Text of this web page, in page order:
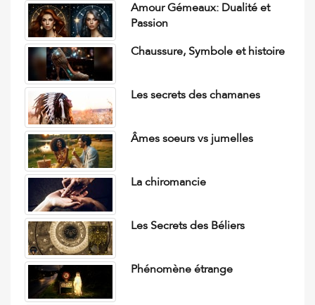
Amour Gémeaux: Dualité et
Passion
Chaussure, Symbole et histoire
Les secrets des chamanes
Âmes soeurs vs jumelles
La chiromancie
Les Secrets des Béliers
Phénomène étrange